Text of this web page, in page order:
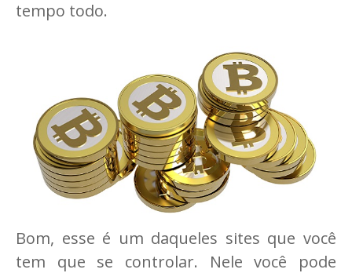
tempo todo.
Bom, esse é um daqueles sites que você
tem que se controlar. Nele você pode